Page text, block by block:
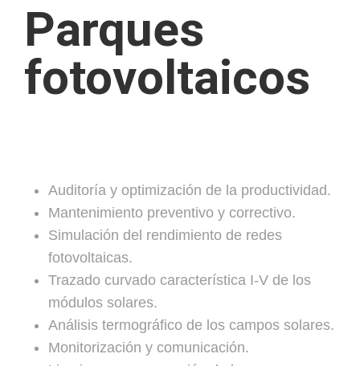
Parques
fotovoltaicos
Auditoría y optimización de la productividad.
Mantenimiento preventivo y correctivo.
Simulación del rendimiento de redes
fotovoltaicas.
Trazado curvado característica I-V de los
módulos solares.
Análisis termográfico de los campos solares.
Monitorización y comunicación.